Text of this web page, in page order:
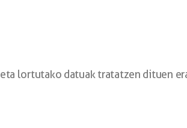
lortutako datuak tratatzen dituen